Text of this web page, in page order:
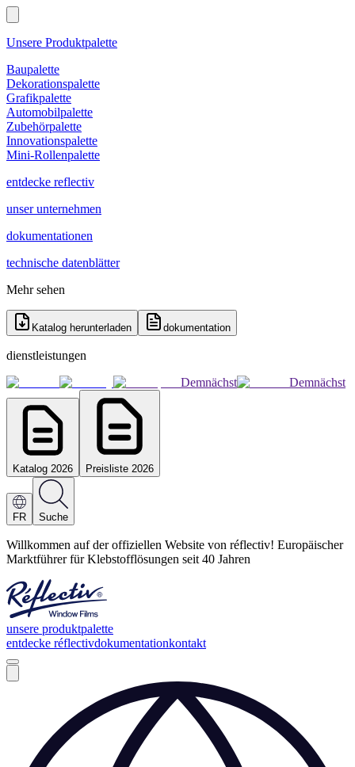
Unsere Produktpalette
Baupalette
Dekorationspalette
Grafikpalette
Automobilpalette
Zubehörpalette
Innovationspalette
Mini-Rollenpalette
entdecke reflectiv
unser unternehmen
dokumentationen
technische datenblätter
Mehr sehen
Katalog herunterladen dokumentation
dienstleistungen
Demnächst
Demnächst
Katalog 2026 Preisliste 2026
FR Suche
Willkommen auf der offiziellen Website von réflectiv! Europäischer
Marktführer für Klebstofflösungen seit 40 Jahren
unsere produktpalette
entdecke réflectivdokumentationkontakt